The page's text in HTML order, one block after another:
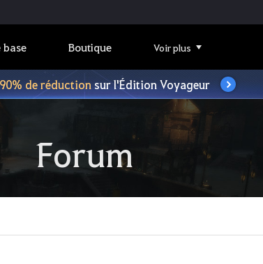
base Boutique Voir plus
90% de réductionsur l'Édition Voyageur
Forum